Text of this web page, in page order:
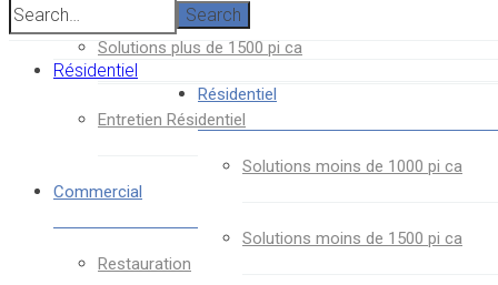
Solutions plus de 1500 pi ca
Entretien Résidentiel
Commercial
Restauration
Search
Résidentiel
Solutions moins de 1000 pi ca
Solutions moins de 1500 pi ca
Résidentiel